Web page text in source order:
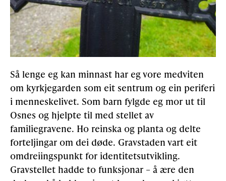
Så lenge eg kan minnast har eg vore medviten
om kyrkjegarden som eit sentrum og ein periferi
i menneskelivet. Som barn fylgde eg mor ut til
Osnes og hjelpte til med stellet av
familiegravene. Ho reinska og planta og delte
forteljingar om dei døde. Gravstaden vart eit
omdreiingspunkt for identitetsutvikling.
Gravstellet hadde to funksjonar – å ære den